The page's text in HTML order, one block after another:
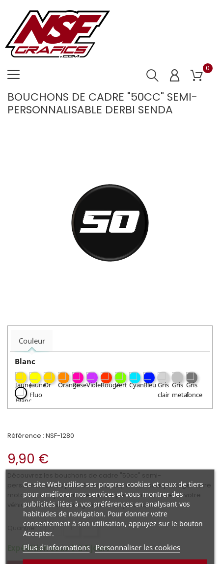
0
Ce site Web utilise ses propres cookies et ceux de tiers
pour améliorer nos services et vous montrer des
publicités liées à vos préférences en analysant vos
habitudes de navigation. Pour donner votre
consentement à son utilisation, appuyez sur le bouton
Accepter.
Plus d'informations Personnaliser les cookies
BOUCHONS DE CADRE "50CC" SEMI-
PERSONNALISABLE DERBI SENDA
Couleur
Blanc
Référence : NSF-1280
9,90 €
Découvrez les bouchons de cadre "50cc" semi-
personnalisables pour Derbi Senda, idéaux pour protéger votre
moto tout en ajoutant une touche personnelle. Offrez à votre
véhicule une finition soignée et un style unique.
Quantité : +
-
Expédition sous 3 à 5 jours